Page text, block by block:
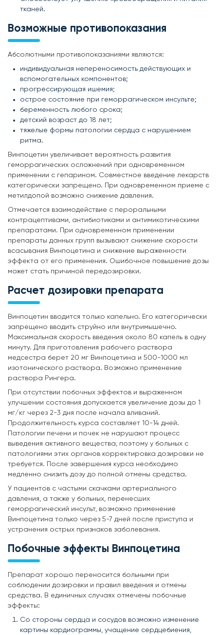
тканей.
Возможные противопоказания
Абсолютными противопоказаниями являются:
индивидуальная непереносимость действующих и
вспомогательных компонентов;
прогрессирующая ишемия;
острое состояние при геморрагическом инсульте;
беременность любого срока;
детский возраст до 18 лет;
тяжелые формы патологии сердца с нарушением
ритма.
Винпоцетин увеличивает вероятность развития
геморрагических осложнений при одновременном
применении с гепарином. Совместное введение лекарств
категорически запрещено. При одновременном приеме с
метилдопой возможно снижение давления.
Отмечается взаимодействие с пероральными
контрацептивами, антибиотиками и антимикотическими
препаратами. При одновременном применении
препараты данных групп вызывают снижение скорости
всасывания Винпоцетина и снижение выраженности
эффекта от его применения. Ошибочное повышение дозы
может стать причиной передозировки.
Расчет дозировки препарата
Винпоцетин вводится только капельно. Его категорически
запрещено вводить струйно или внутримышечно.
Максимальная скорость введения около 80 капель в одну
минуту. Для приготовления рабочего раствора
медсестра берет 20 мг Винпоцетина и 500-1000 мл
изотонического раствора. Возможно применение
раствора Рингера.
При отсутствии побочных эффектов и выраженном
улучшении состояния допускается увеличение дозы до 1
мг/кг через 2-3 дня после начала вливаний.
Продолжительность курса составляет 10-14 дней.
Патологии печени и почек не нарушают процесс
выведения активного вещества, поэтому у больных с
патологиями этих органов корректировка дозировки не
требуется. После завершения курса необходимо
медленно снизить дозу до полной отмены средства.
У пациентов с частыми скачками артериального
давления, а также у больных, перенесших
геморрагический инсульт, возможно применение
Винпоцетина только через 5-7 дней после приступа и
устранения острых признаков заболевания.
Побочные эффекты Винпоцетина
Препарат хорошо переносится больными при
соблюдении дозировки и правил введения и отмены
средства. В единичных случаях отмечены побочные
эффекты:
Со стороны сердца и сосудов возможно изменение
картины кардиограммы, учащение сердцебиения,